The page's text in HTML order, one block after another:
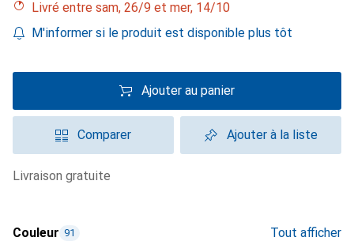
Livré entre sam, 26/9 et mer, 14/10
M'informer si le produit est disponible plus tôt
Ajouter au panier
Comparer Ajouter à la liste
livraison gratuite
Couleur 91 Tout afficher